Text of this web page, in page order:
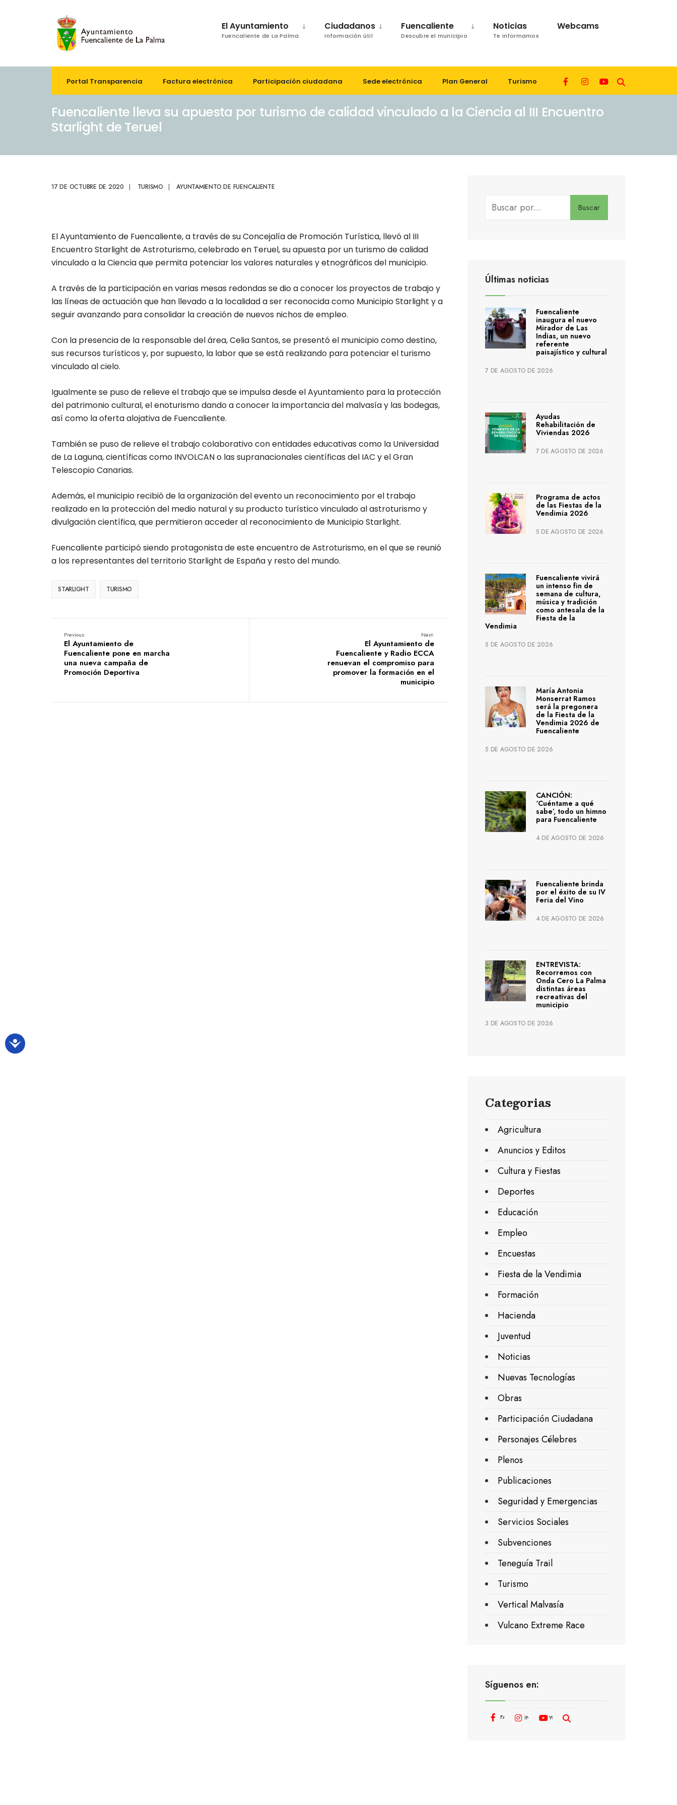
El Ayuntamiento
Fuencaliente de La Palma
Ciudadanos
Información útil
Fuencaliente
Descubre el municipio
Noticias
Te informamos
Webcams
Portal Transparencia Factura electrónica Participación ciudadana Sede electrónica Plan General Turismo
Fuencaliente lleva su apuesta por turismo de calidad vinculado a la Ciencia al III Encuentro
Starlight de Teruel
17 DE OCTUBRE DE 2020 | TURISMO | AYUNTAMIENTO DE FUENCALIENTE
El Ayuntamiento de Fuencaliente, a través de su Concejalía de Promoción Turística, llevó al III
Encuentro Starlight de Astroturismo, celebrado en Teruel, su apuesta por un turismo de calidad
vinculado a la Ciencia que permita potenciar los valores naturales y etnográficos del municipio.
A través de la participación en varias mesas redondas se dio a conocer los proyectos de trabajo y
las líneas de actuación que han llevado a la localidad a ser reconocida como Municipio Starlight y a
seguir avanzando para consolidar la creación de nuevos nichos de empleo.
Con la presencia de la responsable del área, Celia Santos, se presentó el municipio como destino,
sus recursos turísticos y, por supuesto, la labor que se está realizando para potenciar el turismo
vinculado al cielo.
Igualmente se puso de relieve el trabajo que se impulsa desde el Ayuntamiento para la protección
del patrimonio cultural, el enoturismo dando a conocer la importancia del malvasía y las bodegas,
así como la oferta alojativa de Fuencaliente.
También se puso de relieve el trabajo colaborativo con entidades educativas como la Universidad
de La Laguna, científicas como INVOLCAN o las supranacionales científicas del IAC y el Gran
Telescopio Canarias.
Además, el municipio recibió de la organización del evento un reconocimiento por el trabajo
realizado en la protección del medio natural y su producto turístico vinculado al astroturismo y
divulgación científica, que permitieron acceder al reconocimiento de Municipio Starlight.
Fuencaliente participó siendo protagonista de este encuentro de Astroturismo, en el que se reunió
a los representantes del territorio Starlight de España y resto del mundo.
STARLIGHT TURISMO
Previous:
El Ayuntamiento de
Fuencaliente pone en marcha
una nueva campaña de
Promoción Deportiva
Next:
El Ayuntamiento de
Fuencaliente y Radio ECCA
renuevan el compromiso para
promover la formación en el
municipio
Buscar
Últimas noticias
Fuencaliente
inaugura el nuevo
Mirador de Las
Indias, un nuevo
referente
paisajístico y cultural
7 DE AGOSTO DE 2026
Ayudas
Rehabilitación de
Viviendas 2026
7 DE AGOSTO DE 2026
Programa de actos
de las Fiestas de la
Vendimia 2026
5 DE AGOSTO DE 2026
Fuencaliente vivirá
un intenso fin de
semana de cultura,
música y tradición
como antesala de la
Fiesta de la
Vendimia
5 DE AGOSTO DE 2026
María Antonia
Monserrat Ramos
será la pregonera
de la Fiesta de la
Vendimia 2026 de
Fuencaliente
5 DE AGOSTO DE 2026
CANCIÓN:
‘Cuéntame a qué
sabe’, todo un himno
para Fuencaliente
4 DE AGOSTO DE 2026
Fuencaliente brinda
por el éxito de su IV
Feria del Vino
4 DE AGOSTO DE 2026
ENTREVISTA:
Recorremos con
Onda Cero La Palma
distintas áreas
recreativas del
municipio
3 DE AGOSTO DE 2026
Categorias
Agricultura
Anuncios y Editos
Cultura y Fiestas
Deportes
Educación
Empleo
Encuestas
Fiesta de la Vendimia
Formación
Hacienda
Juventud
Noticias
Nuevas Tecnologías
Obras
Participación Ciudadana
Personajes Célebres
Plenos
Publicaciones
Seguridad y Emergencias
Servicios Sociales
Subvenciones
Teneguía Trail
Turismo
Vertical Malvasía
Vulcano Extreme Race
Síguenos en:
FACEBOOKINSTAGRAMYOUTUBE